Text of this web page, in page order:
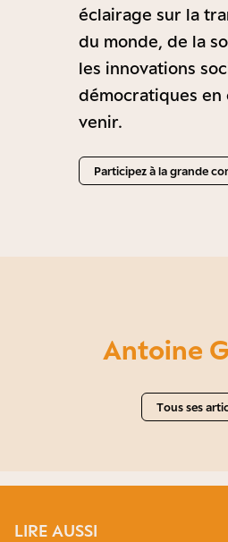
éclairage sur la
du monde, de la
les innovations
démocratiques en
venir.
Participez à la grande
Antoine
Tous ses
LIRE AUSSI